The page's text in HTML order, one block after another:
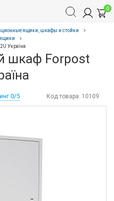
0
ящики, шкафы и стойки
Україна
шкаф Forpost
Код товара: 10109
0/5